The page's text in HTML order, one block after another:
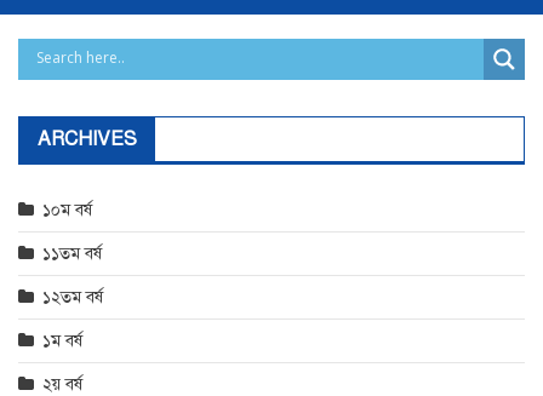
ARCHIVES
১০ম বর্ষ
১১তম বর্ষ
১২তম বর্ষ
১ম বর্ষ
২য় বর্ষ